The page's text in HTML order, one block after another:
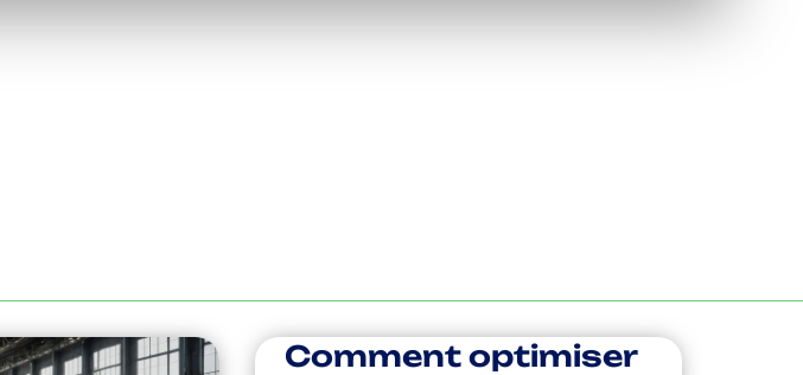
Comment optimiser